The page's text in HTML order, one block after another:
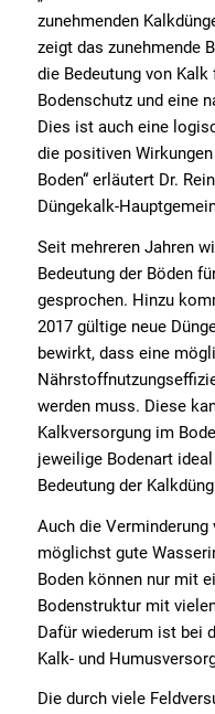
zunehmenden
zeigt das zunehmende
die Bedeutung von
Bodenschutz und eine
Dies ist auch eine
die positiven
Boden“ erläutert Dr.
Düngekalk-
Seit mehreren Jahren
Bedeutung der Böden
gesprochen. Hinzu
2017 gültige neue
bewirkt, dass eine
werden muss. Diese
Kalkversorgung im
jeweilige Bodenart
Bedeutung der
Auch die
möglichst gute
Boden können nur mit
Bodenstruktur mit
Dafür wiederum ist bei
Kalk- und
Die durch viele